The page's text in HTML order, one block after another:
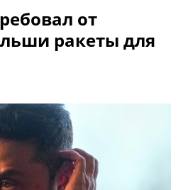
от
ракеты для